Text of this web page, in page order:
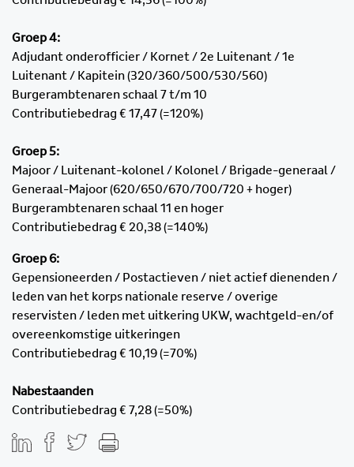
Groep 4:
Adjudant onderofficier / Kornet / 2e Luitenant / 1e
Luitenant / Kapitein (320/360/500/530/560)
Burgerambtenaren schaal 7 t/m 10
Contributiebedrag € 17,47(=120%)
Groep 5:
Majoor / Luitenant-kolonel / Kolonel / Brigade-generaal /
Generaal-Majoor (620/650/670/700/720 + hoger)
Burgerambtenaren schaal 11 en hoger
Contributiebedrag € 20,38(=140%)
Groep 6:
Gepensioneerden / Postactieven / niet actief dienenden /
leden van het korps nationale reserve / overige
reservisten / leden met uitkering UKW, wachtgeld-en/of
overeenkomstige uitkeringen
Contributiebedrag € 10,19(=70%)
Nabestaanden
Contributiebedrag € 7,28 (=50%)